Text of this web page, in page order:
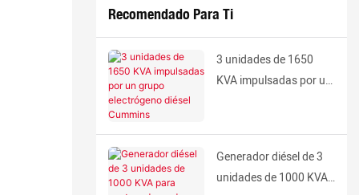
Recomendado Para Ti
3 unidades de 1650
KVA impulsadas por un
Generador diésel de 3
unidades de 1000 KVA